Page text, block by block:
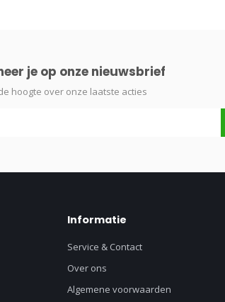
of gebroken wit. De plinten RAL 9010 is
EEN DONKERE RAL KLEUR
u. RAL 7016 is een antracietgrijze plint en de
je op onze nieuwsbrief
hoogte over onze laatste acties
Informatie
Service & Contact
Over ons
Algemene voorwaarden